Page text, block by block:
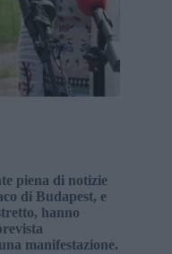
piena di notizie
di Budapest, e
hanno
manifestazione.